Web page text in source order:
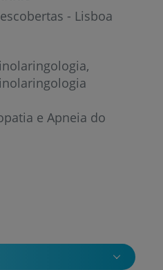
- Lisboa
e Apneia do